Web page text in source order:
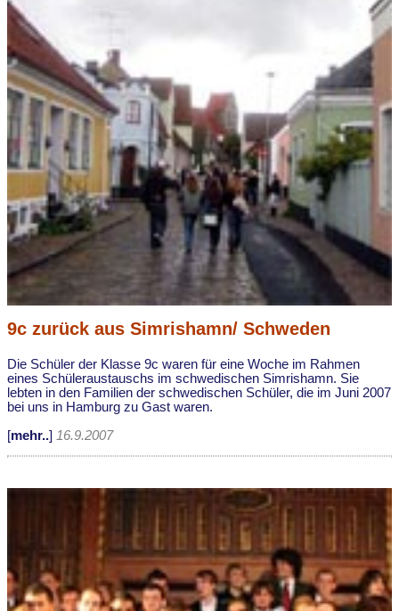
9c zurück aus Simrishamn/ Schweden
Die Schüler der Klasse 9c waren für eine Woche im Rahmen
eines Schüleraustauschs im schwedischen Simrishamn. Sie
lebten in den Familien der schwedischen Schüler, die im Juni 2007
bei uns in Hamburg zu Gast waren.
[mehr..] 16.9.2007